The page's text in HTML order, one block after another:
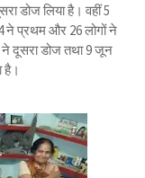
डोज लिया है। वहीं 5
ने प्रथम और 26 लोगों ने
दूसरा डोज तथा 9 जून
है।